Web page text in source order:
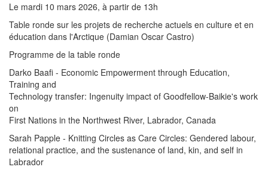
Le mardi 10 mars 2026, à partir de 13h
Table ronde sur les projets de recherche actuels en culture et en
éducation dans l'Arctique (Damian Oscar Castro)
Programme de la table ronde
Darko Baafi - Economic Empowerment through Education,
Training and
Technology transfer: Ingenuity impact of Goodfellow-Baikie's work
on
First Nations in the Northwest River, Labrador, Canada
Sarah Papple - Knitting Circles as Care Circles: Gendered labour,
relational practice, and the sustenance of land, kin, and self in
Labrador